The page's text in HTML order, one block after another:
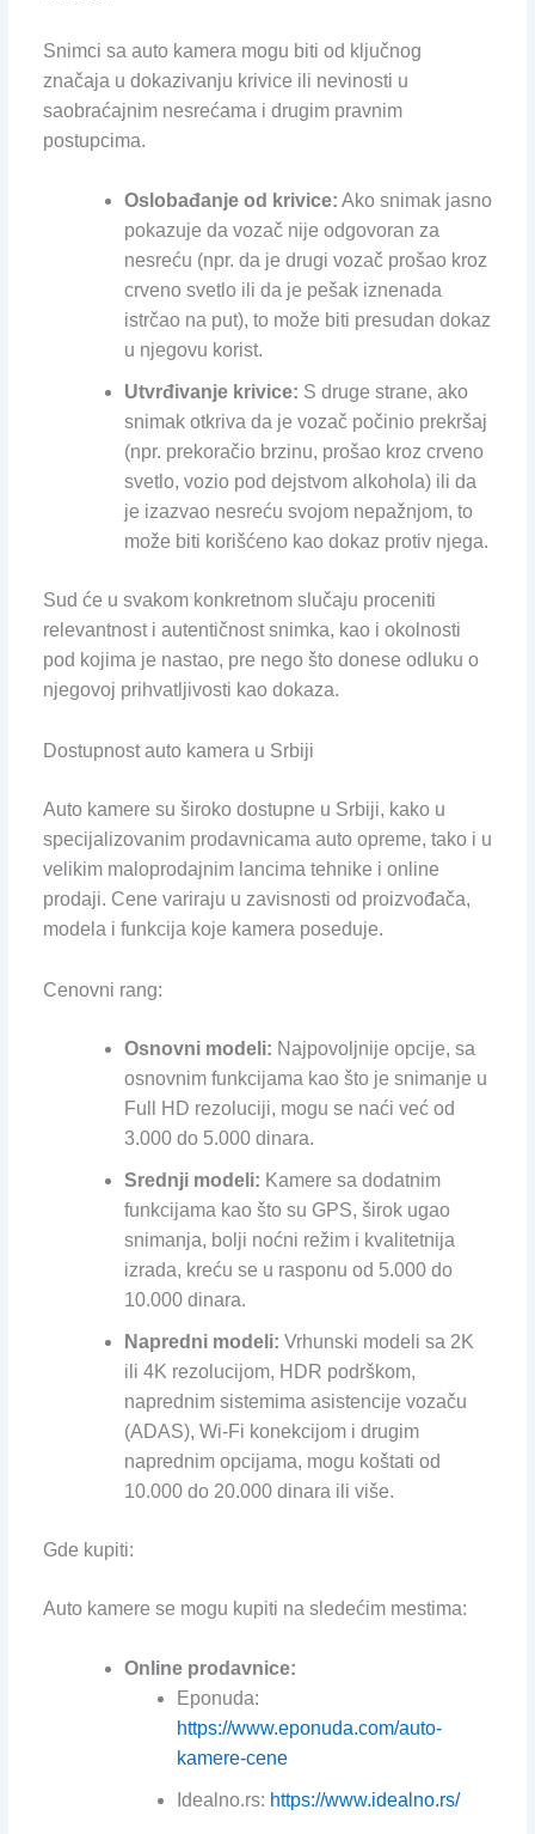
Snimci sa auto kamera mogu biti od ključnog
značaja u dokazivanju krivice ili nevinosti u
saobraćajnim nesrećama i drugim pravnim
postupcima.
Oslobađanje od krivice: Ako snimak jasno
pokazuje da vozač nije odgovoran za
nesreću (npr. da je drugi vozač prošao kroz
crveno svetlo ili da je pešak iznenada
istrčao na put), to može biti presudan dokaz
u njegovu korist.
Utvrđivanje krivice: S druge strane, ako
snimak otkriva da je vozač počinio prekršaj
(npr. prekoračio brzinu, prošao kroz crveno
svetlo, vozio pod dejstvom alkohola) ili da
je izazvao nesreću svojom nepažnjom, to
može biti korišćeno kao dokaz protiv njega.
Sud će u svakom konkretnom slučaju proceniti
relevantnost i autentičnost snimka, kao i okolnosti
pod kojima je nastao, pre nego što donese odluku o
njegovoj prihvatljivosti kao dokaza.
Dostupnost auto kamera u Srbiji
Auto kamere su široko dostupne u Srbiji, kako u
specijalizovanim prodavnicama auto opreme, tako i u
velikim maloprodajnim lancima tehnike i online
prodaji. Cene variraju u zavisnosti od proizvođača,
modela i funkcija koje kamera poseduje.
Cenovni rang:
Osnovni modeli: Najpovoljnije opcije, sa
osnovnim funkcijama kao što je snimanje u
Full HD rezoluciji, mogu se naći već od
3.000 do 5.000 dinara.
Srednji modeli: Kamere sa dodatnim
funkcijama kao što su GPS, širok ugao
snimanja, bolji noćni režim i kvalitetnija
izrada, kreću se u rasponu od 5.000 do
10.000 dinara.
Napredni modeli: Vrhunski modeli sa 2K
ili 4K rezolucijom, HDR podrškom,
naprednim sistemima asistencije vozaču
(ADAS), Wi-Fi konekcijom i drugim
naprednim opcijama, mogu koštati od
10.000 do 20.000 dinara ili više.
Gde kupiti:
Auto kamere se mogu kupiti na sledećim mestima:
Online prodavnice:
Eponuda:
https://www.eponuda.com/auto-
kamere-cene
Idealno.rs: https://www.idealno.rs/